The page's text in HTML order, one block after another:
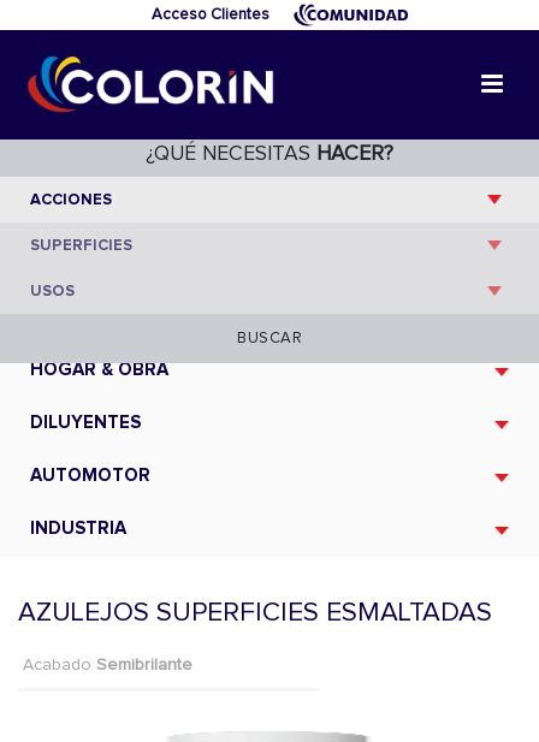
Acceso Clientes
¿QUÉ NECESITAS HACER?
BUSCAR
HOGAR & OBRA
DILUYENTES
AUTOMOTOR
INDUSTRIA
AZULEJOS SUPERFICIES ESMALTADAS
Acabado Semibrilante